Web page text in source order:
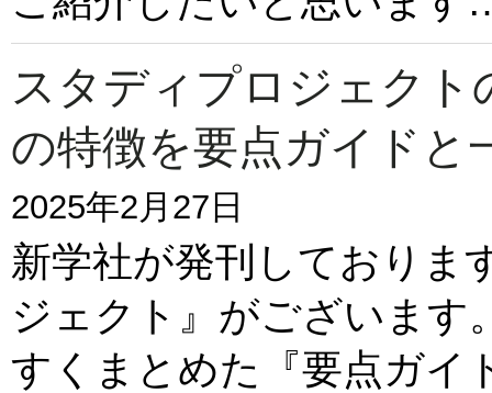
スタディプロジェクト
の特徴を要点ガイドと
2025年2月27日
新学社が発刊しておりま
ジェクト』がございます
すくまとめた『要点ガイ